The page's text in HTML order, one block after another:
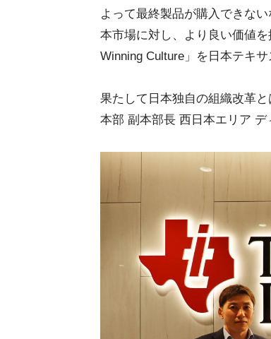
よって最終製品が購入できな
本市場に対し、より良い価値
Winning Culture」を日本テキ
果たして日本独自の組織改革
本部 副本部長 西日本エリア デ